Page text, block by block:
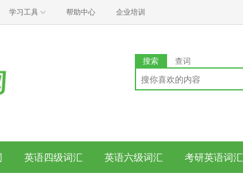
学习工具 帮助中心 企业培训
搜索 查词
英语四级词汇 英语六级词汇 考研英语词汇